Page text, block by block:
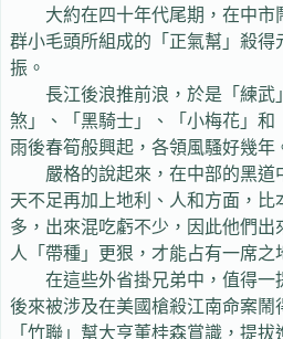
大約在四十年代尾期，在中市
群小毛頭所組成的「正氣幫」殺得
振。
長江後浪推前浪，於是「練武
煞」、「黑騎士」、「小梅花」和
雨後春筍般興起，各領風騷好幾年
嚴格的說起來，在中部的黑道
天不足再加上地利、人和方面，比
多，出來混吃虧不少，因此他們出
人「帶種」更狠，才能占有一席之
在這些外省掛兄弟中，值得一
後來被涉及在美國槍殺江南命案鬧
「竹聯」幫大亨董桂森賞識，提